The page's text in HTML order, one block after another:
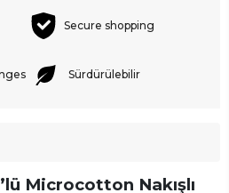
Secure shopping
Sürdürülebilir
Microcotton Nakışlı